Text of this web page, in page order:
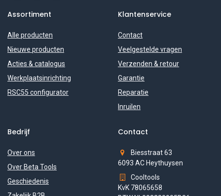
Assortiment
Alle producten
Nieuwe producten
Acties & catalogus
Werkplaatsinrichting
RSC55 configurator
Klantenservice
Contact
Veelgestelde vragen
Verzenden & retour
Garantie
Reparatie
Inruilen
Bedrijf
Over ons
Over Beta Tools
Geschiedenis
Contact
Biesstraat 63
6093 AC Heythuysen
Cooltools
KvK 78065658